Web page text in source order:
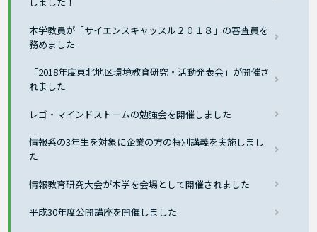
本学教員が「サイエンスキャッスル２０１８」の審査員を
務めました
「2018年度東北地区環境教育研究・活動発表会」が開催さ
れました
レゴ・マインドストームの勉強会を開催しました
情報系の3年生を対象に企業の方の特別講義を実施しまし
た
情報教育研究大会が本学を会場として開催されました
平成30年度公開講座を開催しました